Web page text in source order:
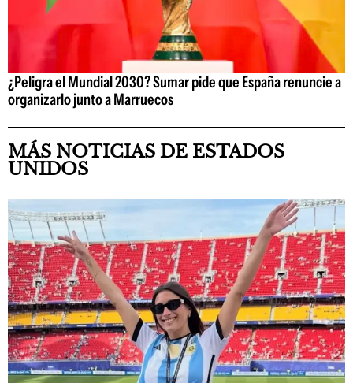
¿Peligra el Mundial 2030? Sumar pide que España renuncie a
organizarlo junto a Marruecos
MÁS NOTICIAS DE ESTADOS
UNIDOS